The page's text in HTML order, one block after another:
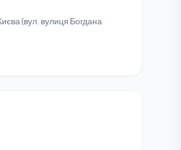
(вул. вулиця Богдана